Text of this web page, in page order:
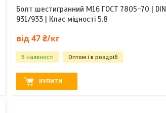
Болт шестигранний М16 ГОСТ 7805-70 | DIN
931/933 | Клас міцності 5.8
від 47 ₴/кг
В наявності Оптом і в роздріб
КУПИТИ